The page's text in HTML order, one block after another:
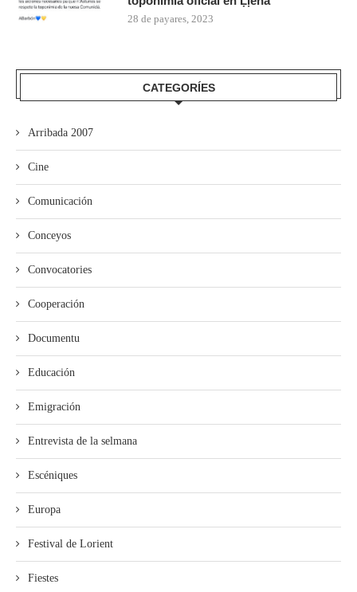
28 de payares, 2023
CATEGORÍES
Arribada 2007
Cine
Comunicación
Conceyos
Convocatories
Cooperación
Documentu
Educación
Emigración
Entrevista de la selmana
Escéniques
Europa
Festival de Lorient
Fiestes